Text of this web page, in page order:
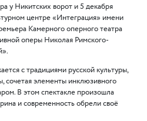
у Никитских ворот и 5 декабря
центре«Интеграция» имени
Камерного оперного театра
оперы Николая Римского-
с традициями русской культуры,
сочетая элементы инклюзивного
В этом спектакле произошла
и современность обрели своё